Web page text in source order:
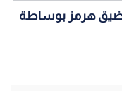
هرمز بوساطة